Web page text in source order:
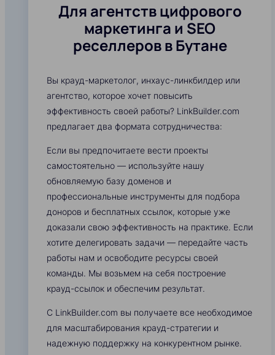
Для агентств цифрового
маркетинга и SEO
реселлеров в Бутане
Вы крауд-маркетолог, инхаус-линкбилдер или
агентство, которое хочет повысить
эффективность своей работы? LinkBuilder.com
предлагает два формата сотрудничества:
Если вы предпочитаете вести проекты
самостоятельно — используйте нашу
обновляемую базу доменов и
профессиональные инструменты для подбора
доноров и бесплатных ссылок, которые уже
доказали свою эффективность на практике. Если
хотите делегировать задачи — передайте часть
работы нам и освободите ресурсы своей
команды. Мы возьмем на себя построение
крауд-ссылок и обеспечим результат.
С LinkBuilder.com вы получаете все необходимое
для масштабирования крауд-стратегии и
надежную поддержку на конкурентном рынке.